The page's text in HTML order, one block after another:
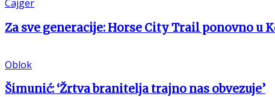
Cajger
Za sve generacije: Horse City Trail ponovno u
Oblok
Šimunić: ‘Žrtva branitelja trajno nas obvezuje’